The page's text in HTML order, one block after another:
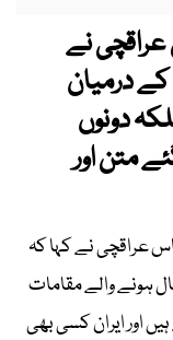
عراقچی نے
کے درمیان
دونوں
متن اور
عراقچی نے کہا کہ
ہونے والے مقامات
اور ایران کسی بھی